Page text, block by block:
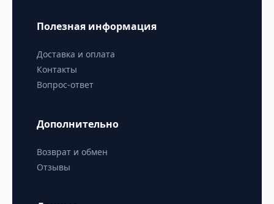
Полезная информация
Доставка и оплата
Контакты
Вопрос-ответ
Дополнительно
Возврат и обмен
Отзывы